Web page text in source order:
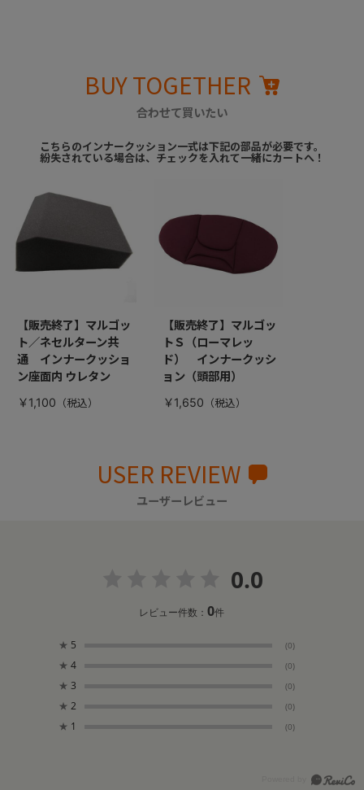
BUY TOGETHER
合わせて買いたい
こちらのインナークッション一式は下記の部品が必要です。
紛失されている場合は、チェックを入れて一緒にカートへ！
【販売終了】マルゴッ
ト／ネセルターン共
通 インナークッショ
ン座面内 ウレタン
￥1,100
【販売終了】マルゴッ
トＳ（ローマレッ
ド） インナークッシ
ョン（頭部用）
￥1,650
USER REVIEW
ユーザーレビュー
0.0
レビュー件数：0件
★ 5 (0)
★ 4 (0)
★ 3 (0)
★ 2 (0)
★ 1 (0)